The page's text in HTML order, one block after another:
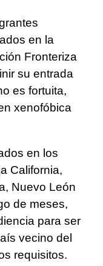
en la
Fronteriza
su entrada
es fortuita,
xenofóbica
en los
California,
Nuevo León
de meses,
para ser
vecino del
requisitos.